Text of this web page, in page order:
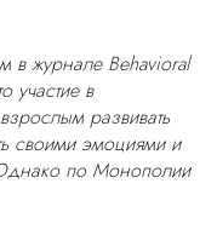
в журнале Behavioral
участие в
развивать
своими эмоциями и
по Монополии